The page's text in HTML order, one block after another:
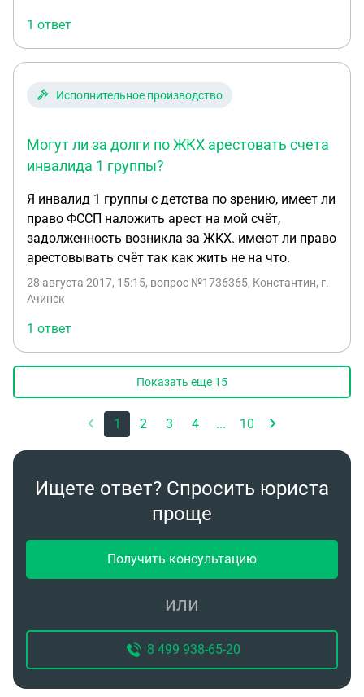
своей и отца. Ребёнок-инвалид 6 лет. Пенсию
приносила почтальон, отдавала матери. А сейчас
мать хочет получать пенсию, хотя она же с
ребёнком не живёт. Сын мириться не настроен. Но
суд же может на примирение дать 3 месяца, так
инвалида? И каким образом добиться того,
чтобы отец получал пенсию, раз ребёнок с ним
1 ответ
Исполнительное производство
Могут ли за долги по ЖКХ арестовать счета
инвалида 1 группы?
Я инвалид 1 группы с детства по зрению, имеет ли
право ФССП наложить арест на мой счёт,
задолженность возникла за ЖКХ. имеют ли право
арестовывать счёт так как жить не на что.
28 августа 2017, 15:15, вопрос №1736365, Константин, г.
Ачинск
1 ответ
Показать еще 15
1 2 3 4 ... 10
Ищете ответ? Спросить юриста
проще
Получить консультацию
или
8 499 938-65-20